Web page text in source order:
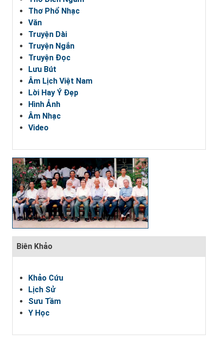
Thơ Phổ Nhạc
Văn
Truyện Dài
Truyện Ngắn
Truyện Đọc
Lưu Bút
Âm Lịch Việt Nam
Lời Hay Ý Đẹp
Hình Ảnh
Âm Nhạc
Video
Biên Khảo
Khảo Cứu
Lịch Sử
Sưu Tầm
Y Học